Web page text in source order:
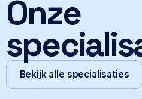
Onze
Bekijk alle specialisaties